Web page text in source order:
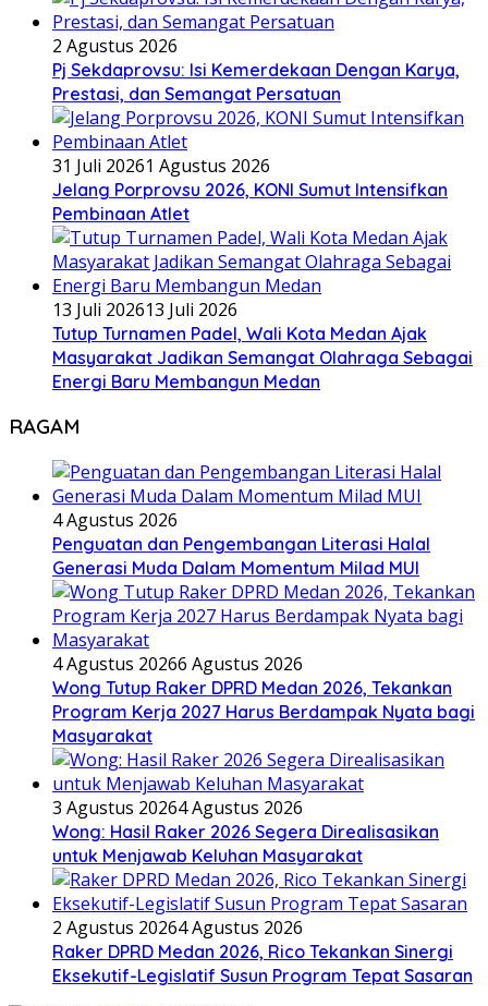
2 Agustus 2026
Pj Sekdaprovsu: Isi Kemerdekaan Dengan Karya,
Prestasi, dan Semangat Persatuan
31 Juli 20261 Agustus 2026
Jelang Porprovsu 2026, KONI Sumut Intensifkan
Pembinaan Atlet
13 Juli 202613 Juli 2026
Tutup Turnamen Padel, Wali Kota Medan Ajak
Masyarakat Jadikan Semangat Olahraga Sebagai
Energi Baru Membangun Medan
RAGAM
4 Agustus 2026
Penguatan dan Pengembangan Literasi Halal
Generasi Muda Dalam Momentum Milad MUI
4 Agustus 20266 Agustus 2026
Wong Tutup Raker DPRD Medan 2026, Tekankan
Program Kerja 2027 Harus Berdampak Nyata bagi
Masyarakat
3 Agustus 20264 Agustus 2026
Wong: Hasil Raker 2026 Segera Direalisasikan
untuk Menjawab Keluhan Masyarakat
2 Agustus 20264 Agustus 2026
Raker DPRD Medan 2026, Rico Tekankan Sinergi
Eksekutif-Legislatif Susun Program Tepat Sasaran